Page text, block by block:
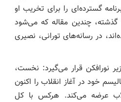
گسترده‌ای را برای تخریب او
چندین مقاله که می‌شود
در رسانه‌های تورانی، نصیری
نورافکن قرار می‌گیرد: نخست،
خود در آغاز انقلاب را اکنون
عرضه می‌کند. هرکس با کل